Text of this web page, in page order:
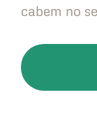
cabem no